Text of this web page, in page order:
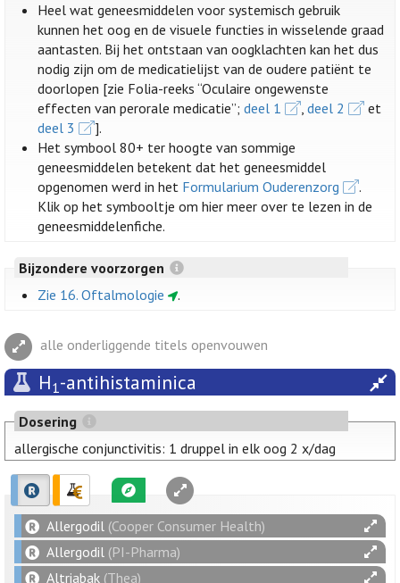
Heel wat geneesmiddelen voor systemisch gebruik
kunnen het oog en de visuele functies in wisselende graad
aantasten. Bij het ontstaan van oogklachten kan het dus
nodig zijn om de medicatielijst van de oudere patiënt te
doorlopen [zie Folia-reeks “Oculaire ongewenste
effecten van perorale medicatie”;deel 1 ,deel 2
et
deel 3
].
Het symbool 80+ ter hoogte van sommige
geneesmiddelen betekent dat het geneesmiddel
opgenomen werd in het Formularium Ouderenzorg
.
Klik op het symbooltje om hier meer over te lezen in de
geneesmiddelenfiche.
Bijzondere voorzorgen
Zie 16. Oftalmologie
.
alle onderliggende titels openvouwen
H1-antihistaminica
Dosering
allergische conjunctivitis: 1 druppel in elk oog 2 x/dag
Allergodil (Cooper Consumer Health)
Allergodil (PI-Pharma)
Altriabak (Thea)